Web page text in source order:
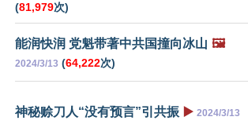
(81,979次)
能润快润 党魁带著中共国撞向冰山 🖼️
2024/3/13 (64,222次)
神秘赊刀人“没有预言”引共振 ▶️ 2024/3/13